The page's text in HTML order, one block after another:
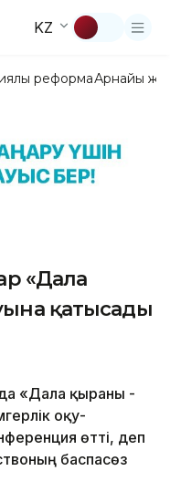
KZ
реформаАрнайы
«Дала
қатысады
«Дала қыраны -
оқу-
өтті, деп
баспасөз